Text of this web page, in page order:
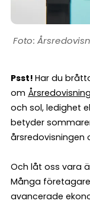
Psst! Har du
om
och sol, ledighet
betyder
årsredovisningen
Och låt oss vara
Många
avancerade